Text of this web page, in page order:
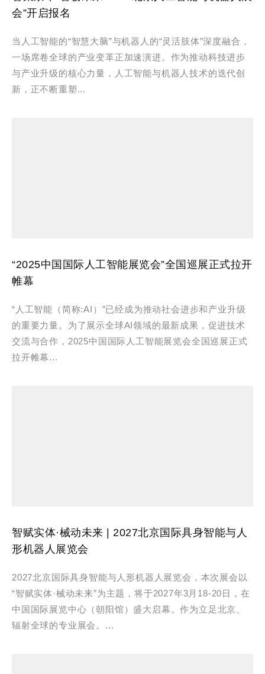
会”开启报名
当人工智能的“智慧大脑”与机器人的“灵活肢体”深度融合，
一场席卷全球的产业变革正加速演进。作为推动科技进步
与产业升级的核心力量，人工智能与机器人技术的迭代创
新，正不断重塑...
“2025中国国际人工智能展览会”全国巡展正式拉开
帷幕
“人工智能（简称:AI）”已经成为推动社会进步和产业升级
的重要力量。为了展示全球AI领域的最新成果，促进技术
交流与合作，2025中国国际人工智能展览会全国巡展正式
拉开帷幕...
智赋实体·械动未来 | 2027北京国际具身智能与人
形机器人展览会
2027北京国际具身智能与人形机器人展览会，本次展会以
“智赋实体·械动未来”为主题，将于2027年3月18-20日，在
中国国际展览中心（朝阳馆）盛大启幕。作为立足北京、
辐射全球的专业展会。...